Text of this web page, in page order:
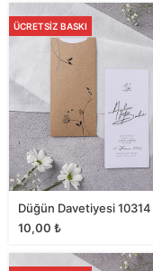
ÜCRETSIZ BASKI
Düğün Davetiyesi 10314
10,00 ₺